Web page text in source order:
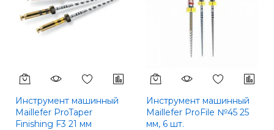
Инструмент машинный
Maillefer ProTaper
Finishing F3 21 мм
Инструмент машинный
Maillefer ProFile №45 25
мм, 6 шт.